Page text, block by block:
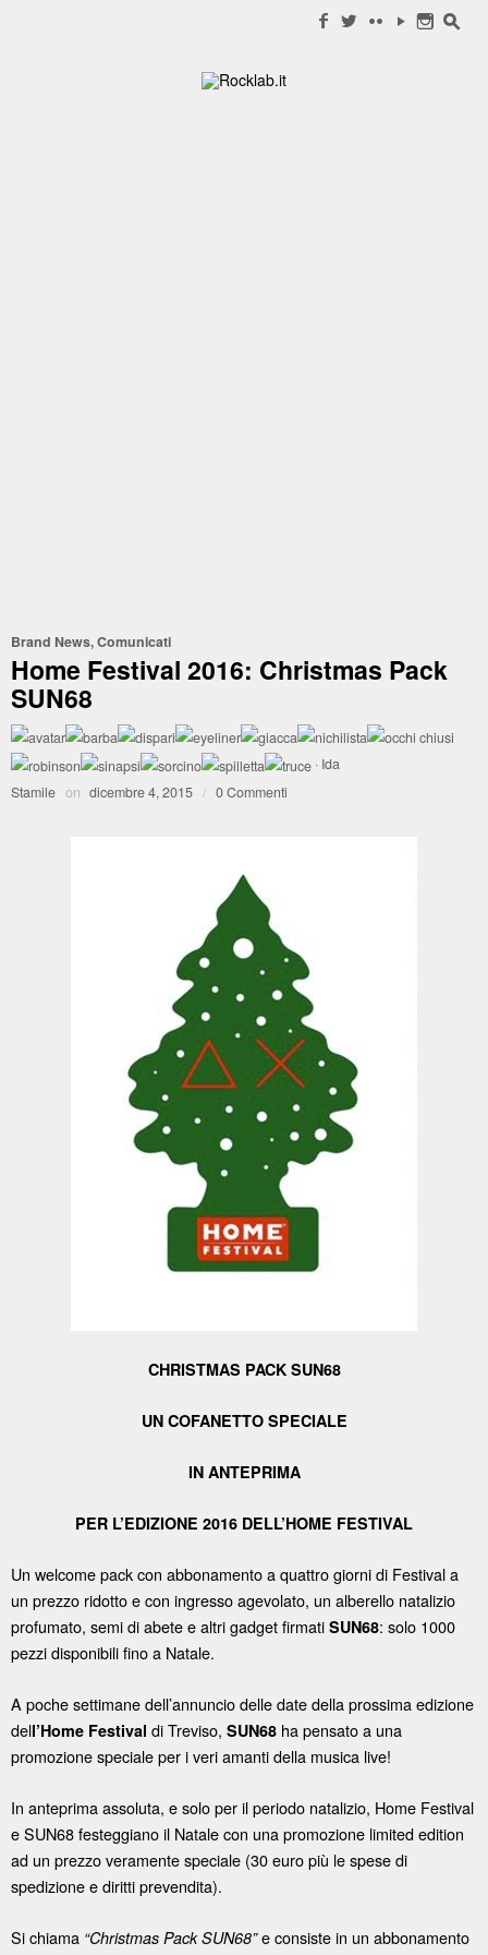
f w c y n s
Brand News,Comunicati
Home Festival 2016: Christmas Pack
SUN68
· Ida
Stamile on dicembre 4, 2015 / 0 Commenti
CHRISTMAS PACK SUN68
UN COFANETTO SPECIALE
IN ANTEPRIMA
PER L’EDIZIONE 2016 DELL’HOME FESTIVAL
Un welcome pack con abbonamento a quattro giorni di Festival a
un prezzo ridotto e con ingresso agevolato, un alberello natalizio
profumato, semi di abete e altri gadget firmati SUN68: solo 1000
pezzi disponibili fino a Natale.
A poche settimane dell’annuncio delle date della prossima edizione
dell’Home Festival di Treviso, SUN68 ha pensato a una
promozione speciale per i veri amanti della musica live!
In anteprima assoluta, e solo per il periodo natalizio, Home Festival
e SUN68 festeggiano il Natale con una promozione limited edition
ad un prezzo veramente speciale (30 euro più le spese di
spedizione e diritti prevendita).
Si chiama “Christmas Pack SUN68”e consiste in un abbonamento